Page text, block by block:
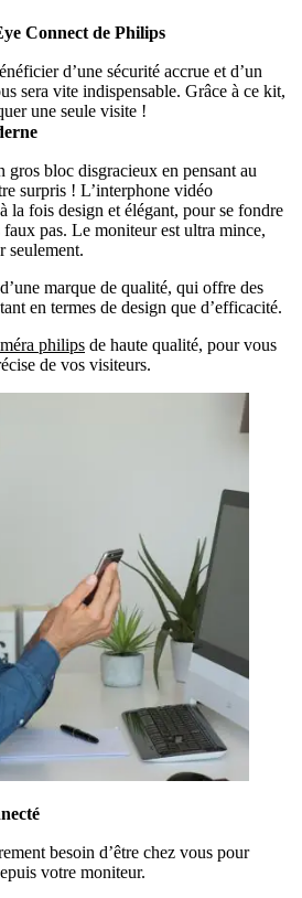
Connect de Philips
d’une sécurité accrue et d’un
sera vite indispensable. Grâce à ce kit,
une seule visite !
bloc disgracieux en pensant au
surpris ! L’interphone vidéo
la fois design et élégant, pour se fondre
pas. Le moniteur est ultra mince,
seulement.
marque de qualité, qui offre des
en termes de design que d’efficacité.
philips de haute qualité, pour vous
de vos visiteurs.
besoin d’être chez vous pour
votre moniteur.